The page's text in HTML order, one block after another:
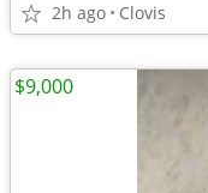
2h ago Clovis
$9,000